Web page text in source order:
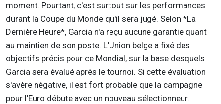
moment. Pourtant, c'est surtout sur les performances
durant la Coupe du Monde qu'il sera jugé. Selon *La
Dernière Heure*, Garcia n'a reçu aucune garantie quant
au maintien de son poste. L'Union belge a fixé des
objectifs précis pour ce Mondial, sur la base desquels
Garcia sera évalué après le tournoi. Si cette évaluation
s'avère négative, il est fort probable que la campagne
pour l'Euro débute avec un nouveau sélectionneur.